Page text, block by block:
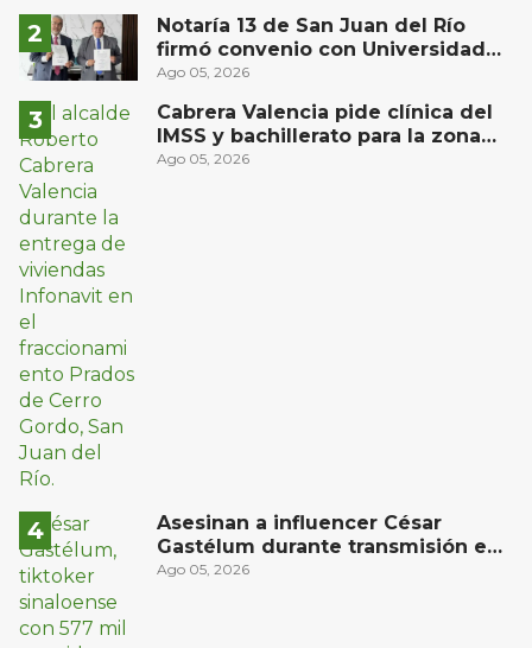
Notaría 13 de San Juan del Río
firmó convenio con Universidad
Privada del Bajío para recibir
Ago 05, 2026
Cabrera Valencia pide clínica del
IMSS y bachillerato para la zona
oriente de San Juan del Río
Ago 05, 2026
Asesinan a influencer César
Gastélum durante transmisión en
vivo en Sinaloa
Ago 05, 2026